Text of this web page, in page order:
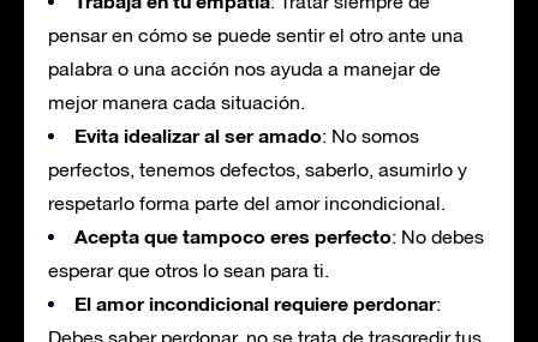
pensar en cómo se puede sentir el otro ante una
palabra o una acción nos ayuda a manejar de
mejor manera cada situación.
Evita idealizar al ser amado: No somos
perfectos, tenemos defectos, saberlo, asumirlo y
respetarlo forma parte del amor incondicional.
Acepta que tampoco eres perfecto: No debes
esperar que otros lo sean para ti.
El amor incondicional requiere perdonar:
Debes saber perdonar, no se trata de trasgredir tus